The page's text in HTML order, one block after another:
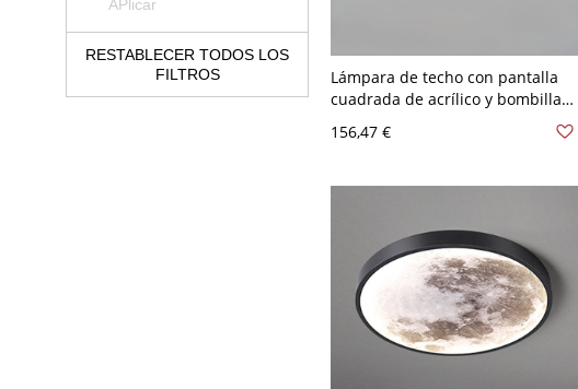
APlicar
RESTABLECER TODOS LOS
FILTROS
Lámpara de techo con pantalla
cuadrada de acrílico y bombillas
LED - Luz de montaje empotrado
de metal de estilo moderno - Gris
156,47 €